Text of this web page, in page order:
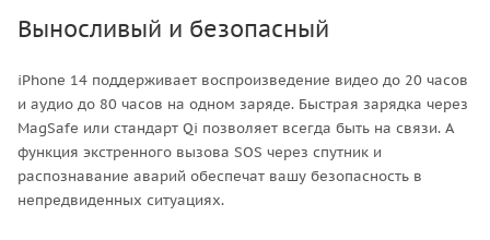
Выносливый и безопасный
iPhone 14 поддерживает воспроизведение видео до 20 часов
и аудио до 80 часов на одном заряде. Быстрая зарядка через
MagSafe или стандарт Qi позволяет всегда быть на связи. А
функция экстренного вызова SOS через спутник и
распознавание аварий обеспечат вашу безопасность в
непредвиденных ситуациях.